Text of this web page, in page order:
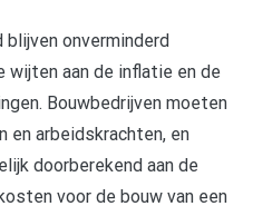
onverminderd
aan de inflatie en de
Bouwbedrijven moeten
en arbeidskrachten, en
doorberekend aan de
voor de bouw van een